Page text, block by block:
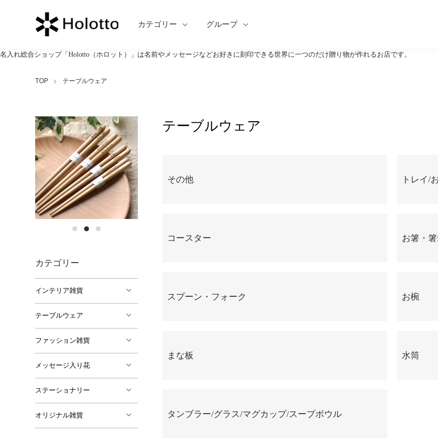
名入れ総合ショップ「Holotto（ホロット）」は名前やメッセージなどお好きに刻印できる世界に一つのだけ贈り物が作れるお店です。
カテゴリー グループ
TOP テーブルウェア
テーブルウェア
その他 トレイ/
コースター お箸・
スプーン・フォーク お椀
まな板 水筒
タンブラー/グラス/マグカップ/スープボウル
カテゴリー
インテリア雑貨
テーブルウェア
ファッション雑貨
メッセージ入り花
ステーショナリー
オリジナル雑貨